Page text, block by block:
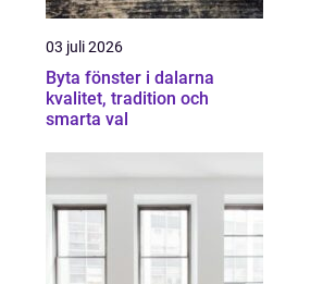
03 juli 2026
Byta fönster i dalarna
kvalitet, tradition och
smarta val